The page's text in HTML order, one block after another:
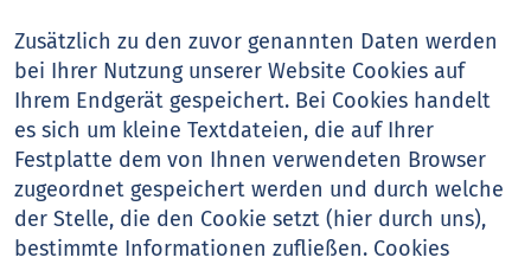
Zusätzlich zu den zuvor genannten Daten werden
bei Ihrer Nutzung unserer Website Cookies auf
Ihrem Endgerät gespeichert. Bei Cookies handelt
es sich um kleine Textdateien, die auf Ihrer
Festplatte dem von Ihnen verwendeten Browser
zugeordnet gespeichert werden und durch welche
der Stelle, die den Cookie setzt (hier durch uns),
bestimmte Informationen zufließen. Cookies